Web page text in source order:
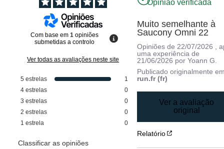
Com base em 1 opiniões
submetidas a controlo
Ver todas as avaliações neste site
5 estrelas
1
4 estrelas
0
3 estrelas
0
2 estrelas
0
1 estrela 0
Classificar as opiniões
Opinião verificada
Muito semelhante à
Saucony Omni 22
Opiniões de 22/07/2026
,
uma experiência de
21/06/2026 porYoann G.
Publicado originalmente
run.fr (fr)
Ver a avaliação
original
Relatório